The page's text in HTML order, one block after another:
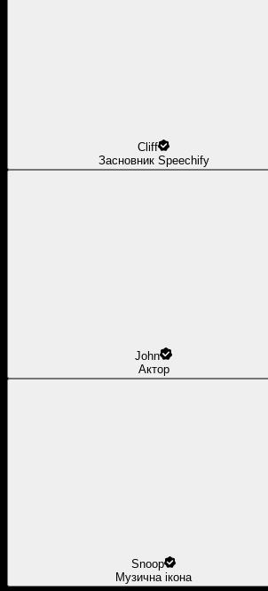
Cliff
Засновник Speechify
John
Актор
Snoop
Музична ікона